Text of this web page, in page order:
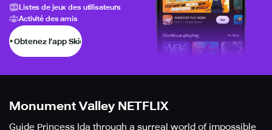
Listes de jeux des utilisateurs
Activité des amis
Obtenez l’app Skich
Monument Valley NETFLIX
Guide Princess Ida through a surreal world of impossible